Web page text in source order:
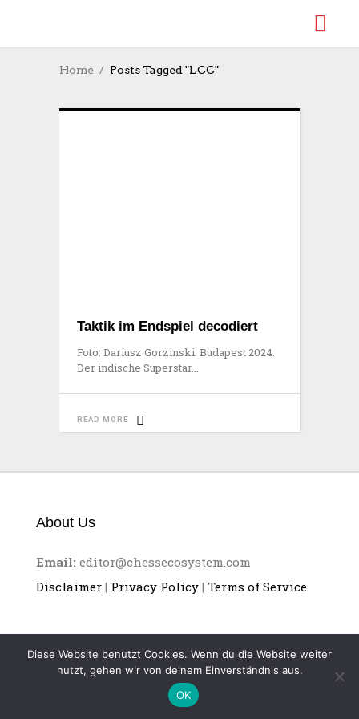
Home Posts Tagged "LCC"
Taktik im Endspiel decodiert
Foto: Dariusz Gorzinski. Budapest 2024.
Der indische Superstar
READ MORE
About Us
Email: editor@chessecosystem.com
Disclaimer | Privacy Policy | Terms of Service
CHESS ECOSYSTEM
Diese Website benutzt Cookies. Wenn du die Website weiter
nutzt, gehen wir von deinem Einverständnis aus.
OK